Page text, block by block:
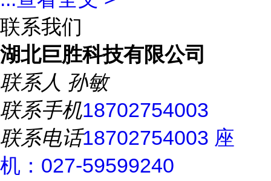
联系我们
湖北巨胜科技有限公司
联系人 孙敏
联系手机18702754003
联系电话18702754003 座
机：027-59599240